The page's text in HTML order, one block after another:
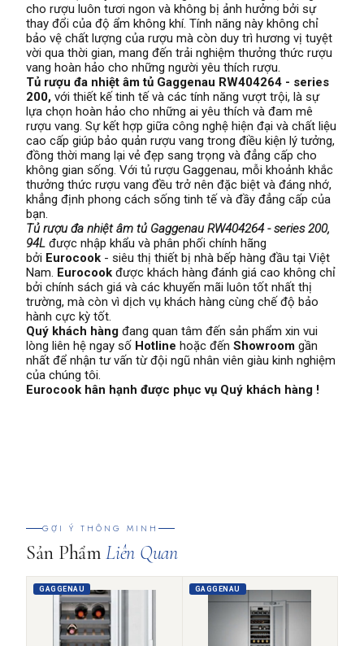
cho rượu luôn tươi ngon và không bị ảnh hưởng bởi sự
thay đổi của độ ẩm không khí. Tính năng này không chỉ
bảo vệ chất lượng của rượu mà còn duy trì hương vị tuyệt
vời qua thời gian, mang đến trải nghiệm thưởng thức rượu
vang hoàn hảo cho những người yêu thích rượu.
Tủ rượu đa nhiệt âm tủ Gaggenau RW404264 - series
200, với thiết kế tinh tế và các tính năng vượt trội, là sự
lựa chọn hoàn hảo cho những ai yêu thích và đam mê
rượu vang. Sự kết hợp giữa công nghệ hiện đại và chất liệu
cao cấp giúp bảo quản rượu vang trong điều kiện lý tưởng,
đồng thời mang lại vẻ đẹp sang trọng và đẳng cấp cho
không gian sống. Với tủ rượu Gaggenau, mỗi khoảnh khắc
thưởng thức rượu vang đều trở nên đặc biệt và đáng nhớ,
khẳng định phong cách sống tinh tế và đầy đẳng cấp của
bạn.
Tủ rượu đa nhiệt âm tủ Gaggenau RW404264 - series 200,
94L được nhập khẩu và phân phối chính hãng
bởi Eurocook - siêu thị thiết bị nhà bếp hàng đầu tại Việt
Nam. Eurocook được khách hàng đánh giá cao không chỉ
bởi chính sách giá và các khuyến mãi luôn tốt nhất thị
trường, mà còn vì dịch vụ khách hàng cùng chế độ bảo
hành cực kỳ tốt.
Quý khách hàng đang quan tâm đến sản phẩm xin vui
lòng liên hệ ngay số Hotline hoặc đến Showroom gần
nhất để nhận tư vấn từ đội ngũ nhân viên giàu kinh nghiệm
của chúng tôi.
Eurocook hân hạnh được phục vụ Quý khách hàng !
GỢI Ý THÔNG MINH
Sản PhẩmLiên Quan
GAGGENAU GAGGENAU